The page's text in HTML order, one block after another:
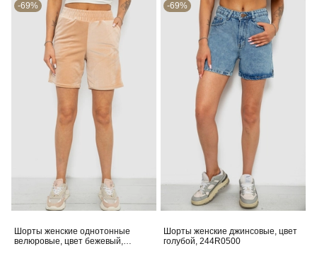
-69%
Шорты женские однотонные
велюровые, цвет бежевый,
-69%
Шорты женские джинсовые, цвет
голубой, 244R0500